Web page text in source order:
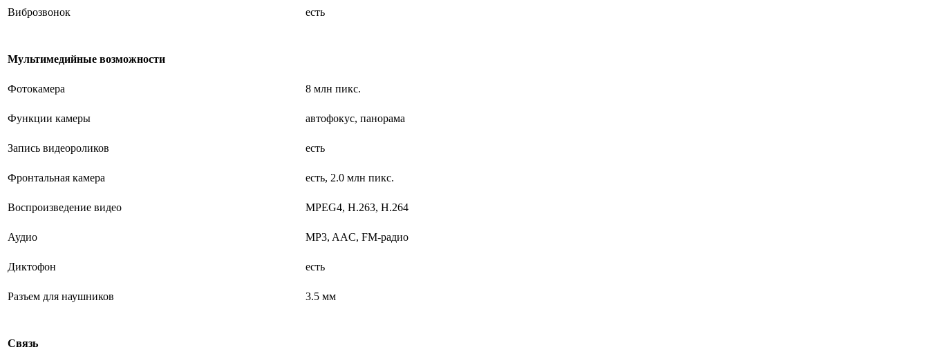
Виброзвонок есть
Мультимедийные возможности
Фотокамера 8 млн пикс.
Функции камеры автофокус, панорама
Запись видеороликов есть
Фронтальная камера есть, 2.0 млн пикс.
Воспроизведение видео MPEG4, H.263, H.264
Аудио MP3, AAC, FM-радио
Диктофон есть
Разъем для наушников 3.5 мм
Связь